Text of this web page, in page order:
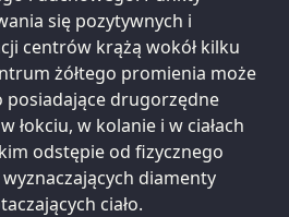
się pozytywnych i
centrów krążą wokół kilku
żółtego promienia może
posiadające drugorzędne
łokciu, w kolanie i w ciałach
odstępie od fizycznego
diamenty
ciało.